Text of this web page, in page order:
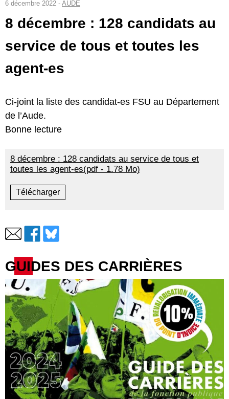
6 décembre 2022 - AUDE
8 décembre : 128 candidats au
service de tous et toutes les
agent-es
Ci-joint la liste des candidat-es FSU au Département
de l’Aude.
Bonne lecture
8 décembre : 128 candidats au service de tous et
toutes les agent-es(pdf - 1.78 Mo)
Télécharger
GUIDES DES CARRIÈRES